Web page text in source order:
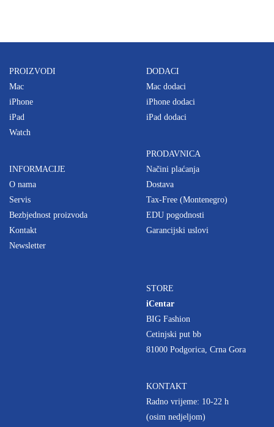
PROIZVODI
Mac
iPhone
iPad
Watch
INFORMACIJE
O nama
Servis
Bezbjednost proizvoda
Kontakt
Newsletter
DODACI
Mac dodaci
iPhone dodaci
iPad dodaci
PRODAVNICA
Načini plaćanja
Dostava
Tax-Free (Montenegro)
EDU pogodnosti
Garancijski uslovi
STORE
iCentar
BIG Fashion
Cetinjski put bb
81000 Podgorica, Crna Gora
KONTAKT
Radno vrijeme: 10-22 h
(osim nedjeljom)